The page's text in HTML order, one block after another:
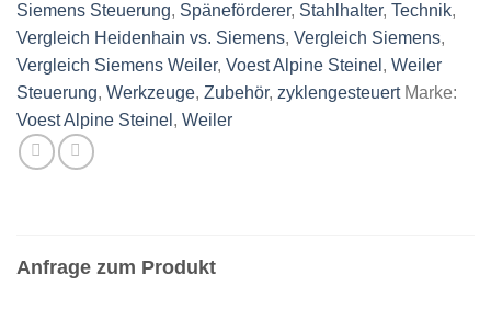
Siemens Steuerung, Späneförderer, Stahlhalter, Technik,
Vergleich Heidenhain vs. Siemens, Vergleich Siemens,
Vergleich Siemens Weiler, Voest Alpine Steinel , Weiler
Steuerung, Werkzeuge, Zubehör, zyklengesteuert Marke:
Voest Alpine Steinel , Weiler
Anfrage zum Produkt